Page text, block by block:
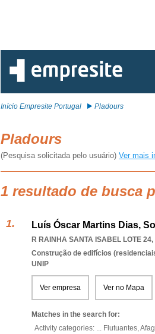
Início Empresite Portugal Pladours
Pladours
(Pesquisa solicitada pelo usuário) Ver mais
1 resultado de busca
Luís Óscar Martins Dias,
R RAINHA SANTA ISABEL LOTE
Construção de edifícios
UNIP
Ver empresa Ver no Mapa
Matches in the search for:
Activity categories: ... Flutuantes,